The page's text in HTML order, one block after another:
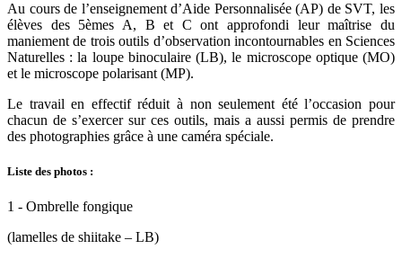
Au cours de l’enseignement d’Aide Personnalisée (AP) de SVT, les
élèves des 5èmes A, B et C ont approfondi leur maîtrise du
maniement de trois outils d’observation incontournables en Sciences
Naturelles : la loupe binoculaire (LB), le microscope optique (MO)
et le microscope polarisant (MP).
Le travail en effectif réduit à non seulement été l’occasion pour
chacun de s’exercer sur ces outils, mais a aussi permis de prendre
des photographies grâce à une caméra spéciale.
Liste des photos :
1 - Ombrelle fongique
(lamelles de shiitake – LB)